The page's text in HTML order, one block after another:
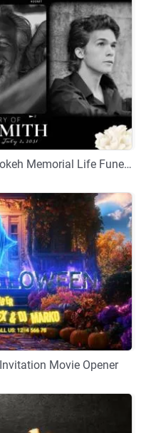
カスタマイズ Minimal Film Collage Frame Bokeh Memorial Life Funeral Movie Trailer Floral Slideshow
カスタマイズMovie Opener